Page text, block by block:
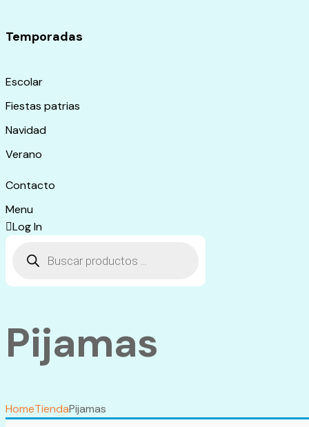
Temporadas
Escolar
Fiestas patrias
Navidad
Verano
Contacto
Menu
Log In
productos
Pijamas
HomeTiendaPijamas